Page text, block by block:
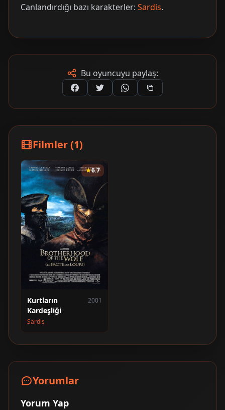
Canlandırdığı bazı karakterler: Sardis.
Bu oyuncuyu paylaş:
Filmler (1)
6.7
Kurtların
Kardeşliği
2001
Sardis
Yorumlar
Yorum Yap